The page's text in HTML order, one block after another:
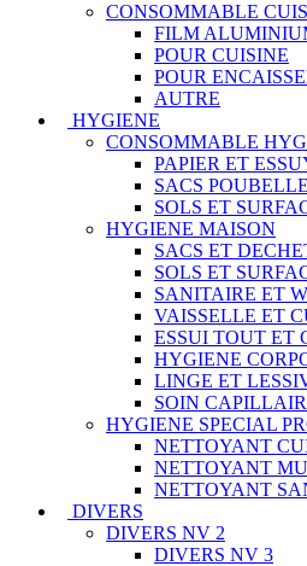
CONSOMMABLE
FILM
POUR CUISINE
POUR
AUTRE
HYGIENE
CONSOMMABLE
PAPIER ET
SACS
SOLS ET
HYGIENE MAISON
SACS ET
SOLS ET
SANITAIRE ET
VAISSELLE ET
ESSUI TOUT ET
HYGIENE
LINGE ET
SOIN
HYGIENE SPECIAL
NETTOYANT
NETTOYANT
NETTOYANT
DIVERS
DIVERS NV 2
DIVERS NV 3